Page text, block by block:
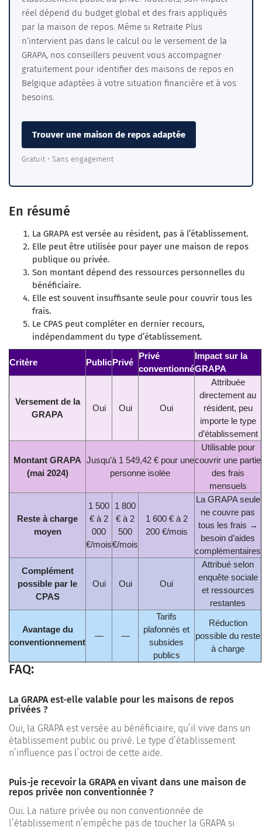
réel dépend du budget global et des frais appliqués
par la maison de repos. Même si Retraite Plus
n’intervient pas dans le calcul ou le versement de la
GRAPA, nos conseillers peuvent vous accompagner
gratuitement pour identifier des maisons de repos en
Belgique adaptées à votre situation financière et à vos
besoins.
Trouver une maison de repos adaptée
Gratuit • Sans engagement
En résumé
La GRAPA estversée au résident, pas à l’établissement.
Elle peut être utilisée pour payer une maison de repos
publique ou privée.
Son montant dépend des ressources personnelles du
bénéficiaire.
Elle est souvent insuffisante seule pour couvrir tous les
frais.
Le CPAS peut compléter en dernier recours,
indépendamment du type d’établissement.
Critère PublicPrivé
Privé
conventionné
Impact sur la
GRAPA
Versement de la
GRAPA
Oui Oui Oui
Attribuée
directement au
résident, peu
importe le type
d’établissement
Montant GRAPA
(mai 2024)
Jusqu’à 1 549,42 € pour une
personne isolée
Utilisable pour
couvrir une partie
des frais
mensuels
Reste à charge
moyen
1 500
€ à 2
000
€/mois
1 800
€ à 2
500
€/mois
1 600 € à 2
200 €/mois
La GRAPA seule
ne couvre pas
tous les frais →
besoin d’aides
complémentaires
Complément
possible par le
CPAS
Oui Oui Oui
Attribué selon
enquête sociale
et ressources
restantes
Avantage du
conventionnement
— —
Tarifs
plafonnés et
subsides
publics
Réduction
possible du reste
à charge
FAQ:
La GRAPA est-elle valable pour les maisons de repos
privées ?
Oui, la GRAPA est versée au bénéficiaire, qu’il vive dans un
établissement public ou privé. Le type d’établissement
n’influence pas l’octroi de cette aide.
Puis-je recevoir la GRAPA en vivant dans une maison de
repos privée non conventionnée ?
Oui. La nature privée ou non conventionnée de
l’établissement n’empêche pas de toucher la GRAPA si